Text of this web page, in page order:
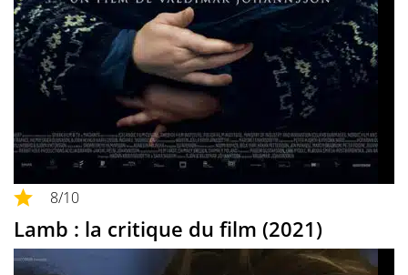
8/10
Lamb : la critique du film (2021)